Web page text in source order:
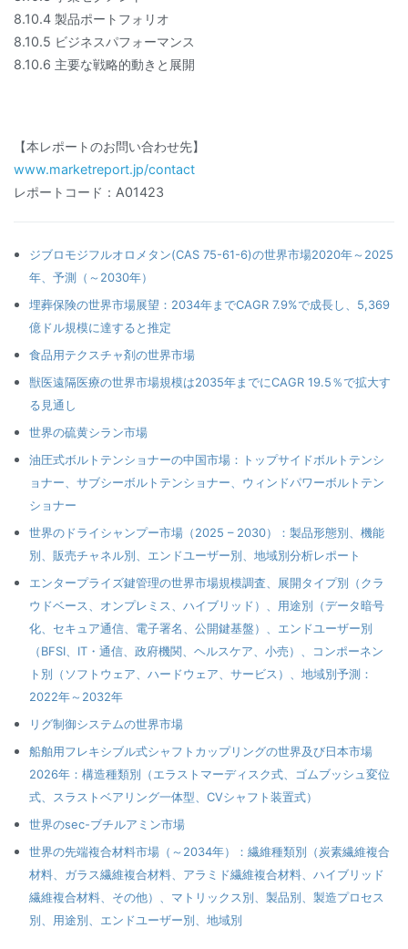
8.10.4 製品ポートフォリオ
8.10.5 ビジネスパフォーマンス
8.10.6 主要な戦略的動きと展開
【本レポートのお問い合わせ先】
www.marketreport.jp/contact
レポートコード：A01423
ジブロモジフルオロメタン(CAS 75-61-6)の世界市場2020年～2025
年、予測（～2030年）
埋葬保険の世界市場展望：2034年までCAGR 7.9%で成長し、5,369
億ドル規模に達すると推定
食品用テクスチャ剤の世界市場
獣医遠隔医療の世界市場規模は2035年までにCAGR 19.5％で拡大す
る見通し
世界の硫黄シラン市場
油圧式ボルトテンショナーの中国市場：トップサイドボルトテンシ
ョナー、サブシーボルトテンショナー、ウィンドパワーボルトテン
ショナー
世界のドライシャンプー市場（2025 – 2030）：製品形態別、機能
別、販売チャネル別、エンドユーザー別、地域別分析レポート
エンタープライズ鍵管理の世界市場規模調査、展開タイプ別（クラ
ウドベース、オンプレミス、ハイブリッド）、用途別（データ暗号
化、セキュア通信、電子署名、公開鍵基盤）、エンドユーザー別
（BFSI、IT・通信、政府機関、ヘルスケア、小売）、コンポーネン
ト別（ソフトウェア、ハードウェア、サービス）、地域別予測：
2022年～2032年
リグ制御システムの世界市場
船舶用フレキシブル式シャフトカップリングの世界及び日本市場
2026年：構造種類別（エラストマーディスク式、ゴムブッシュ変位
式、スラストベアリング一体型、CVシャフト装置式）
世界のsec-ブチルアミン市場
世界の先端複合材料市場（～2034年）：繊維種類別（炭素繊維複合
材料、ガラス繊維複合材料、アラミド繊維複合材料、ハイブリッド
繊維複合材料、その他）、マトリックス別、製品別、製造プロセス
別、用途別、エンドユーザー別、地域別